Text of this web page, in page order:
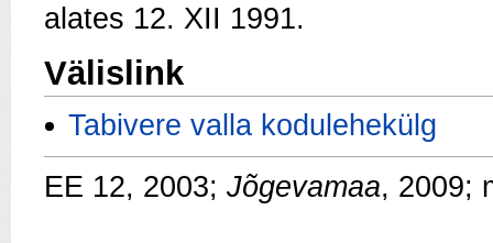
alates 12. XII 1991.
Välislink
Tabivere valla kodulehekülg
EE 12, 2003; Jõgevamaa, 2009;